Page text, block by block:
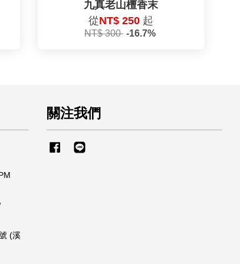
九真老山檀香末
從NT$ 250 起
NT$ 300 -16.7%
(溪
關注我們
Facebook